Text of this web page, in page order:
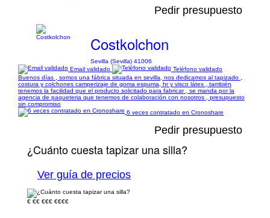
Pedir presupuesto
Costkolchon
Sevilla (Sevilla) 41006
Email validado
Teléfono validado
Buenos días , somos una fábrica situada en sevilla, nos dedicamos al tapizado ,
costura y colchones camperizaje de goma espuma, hr y visco látex , también
tenemos la facilidad que el producto solicitado para fabricar , se manda por la
agencia de paqueteria que tenemos de colaboración con nosotros , presupuesto
sin compromiso
6 veces contratado en Cronoshare
Pedir presupuesto
¿Cuánto cuesta tapizar una silla?
Ver guía de precios
€ €€ €€€ €€€€